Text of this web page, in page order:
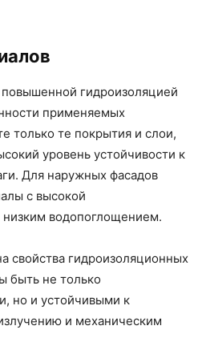
гидроизоляцией
применяемых
только те покрытия и слои,
уровень устойчивости к
Для наружных фасадов
с высокой
водопоглощением.
свойства гидроизоляционных
быть не только
но и устойчивыми к
и механическим